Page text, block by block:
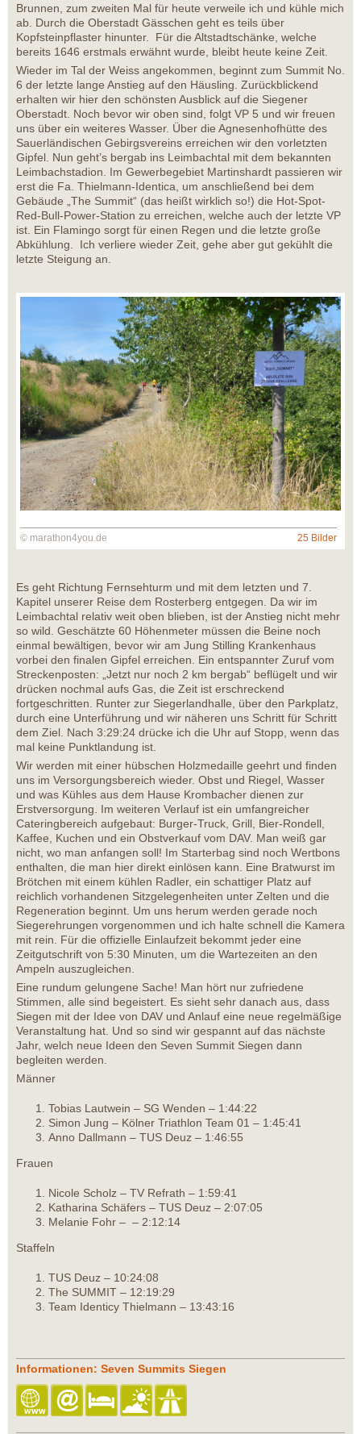
Brunnen, zum zweiten Mal für heute verweile ich und kühle mich
ab. Durch die Oberstadt Gässchen geht es teils über
Kopfsteinpflaster hinunter. Für die Altstadtschänke, welche
bereits 1646 erstmals erwähnt wurde, bleibt heute keine Zeit.
Wieder im Tal der Weiss angekommen, beginnt zum Summit No.
6 der letzte lange Anstieg auf den Häusling. Zurückblickend
erhalten wir hier den schönsten Ausblick auf die Siegener
Oberstadt. Noch bevor wir oben sind, folgt VP 5 und wir freuen
uns über ein weiteres Wasser. Über die Agnesenhofhütte des
Sauerländischen Gebirgsvereins erreichen wir den vorletzten
Gipfel. Nun geht’s bergab ins Leimbachtal mit dem bekannten
Leimbachstadion. Im Gewerbegebiet Martinshardt passieren wir
erst die Fa. Thielmann-Identica, um anschließend bei dem
Gebäude „The Summit“ (das heißt wirklich so!) die Hot-Spot-
Red-Bull-Power-Station zu erreichen, welche auch der letzte VP
ist. Ein Flamingo sorgt für einen Regen und die letzte große
Abkühlung. Ich verliere wieder Zeit, gehe aber gut gekühlt die
letzte Steigung an.
© marathon4you.de 25 Bilder
Es geht Richtung Fernsehturm und mit dem letzten und 7.
Kapitel unserer Reise dem Rosterberg entgegen. Da wir im
Leimbachtal relativ weit oben blieben, ist der Anstieg nicht mehr
so wild. Geschätzte 60 Höhenmeter müssen die Beine noch
einmal bewältigen, bevor wir am Jung Stilling Krankenhaus
vorbei den finalen Gipfel erreichen. Ein entspannter Zuruf vom
Streckenposten: „Jetzt nur noch 2 km bergab“ beflügelt und wir
drücken nochmal aufs Gas, die Zeit ist erschreckend
fortgeschritten. Runter zur Siegerlandhalle, über den Parkplatz,
durch eine Unterführung und wir näheren uns Schritt für Schritt
dem Ziel. Nach 3:29:24 drücke ich die Uhr auf Stopp, wenn das
mal keine Punktlandung ist.
Wir werden mit einer hübschen Holzmedaille geehrt und finden
uns im Versorgungsbereich wieder. Obst und Riegel, Wasser
und was Kühles aus dem Hause Krombacher dienen zur
Erstversorgung. Im weiteren Verlauf ist ein umfangreicher
Cateringbereich aufgebaut: Burger-Truck, Grill, Bier-Rondell,
Kaffee, Kuchen und ein Obstverkauf vom DAV. Man weiß gar
nicht, wo man anfangen soll! Im Starterbag sind noch Wertbons
enthalten, die man hier direkt einlösen kann. Eine Bratwurst im
Brötchen mit einem kühlen Radler, ein schattiger Platz auf
reichlich vorhandenen Sitzgelegenheiten unter Zelten und die
Regeneration beginnt. Um uns herum werden gerade noch
Siegerehrungen vorgenommen und ich halte schnell die Kamera
mit rein. Für die offizielle Einlaufzeit bekommt jeder eine
Zeitgutschrift von 5:30 Minuten, um die Wartezeiten an den
Ampeln auszugleichen.
Eine rundum gelungene Sache! Man hört nur zufriedene
Stimmen, alle sind begeistert. Es sieht sehr danach aus, dass
Siegen mit der Idee von DAV und Anlauf eine neue regelmäßige
Veranstaltung hat. Und so sind wir gespannt auf das nächste
Jahr, welch neue Ideen den Seven Summit Siegen dann
begleiten werden.
Männer
Tobias Lautwein – SG Wenden – 1:44:22
Simon Jung – Kölner Triathlon Team 01 – 1:45:41
Anno Dallmann – TUS Deuz – 1:46:55
Frauen
Nicole Scholz – TV Refrath – 1:59:41
Katharina Schäfers – TUS Deuz – 2:07:05
Melanie Fohr – – 2:12:14
Staffeln
TUS Deuz – 10:24:08
The SUMMIT – 12:19:29
Team Identicy Thielmann – 13:43:16
Informationen: Seven Summits Siegen